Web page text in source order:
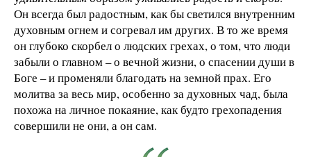
Он всегда был радостным, как бы светился внутренним
духовным огнем и согревал им других. В то же время
он глубоко скорбел о людских грехах, о том, что люди
забыли о главном – о вечной жизни, о спасении души в
Боге – и променяли благодать на земной прах. Его
молитва за весь мир, особенно за духовных чад, была
похожа на личное покаяние, как будто грехопадения
совершили не они, а он сам.